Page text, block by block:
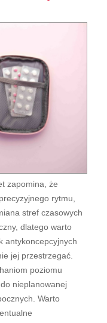
zapomina, że
rytmu,
stref czasowych
dlatego warto
antykoncepcyjnych
jej przestrzegać.
poziomu
nieplanowanej
Warto